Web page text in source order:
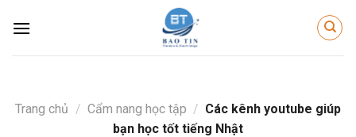
Trang chủ / Cẩm nang học tập / Các kênh youtube giúp
bạn học tốt tiếng Nhật